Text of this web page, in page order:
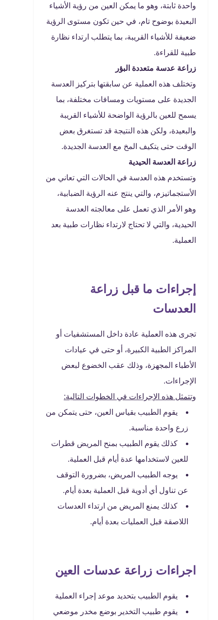
واحدة ثابتة، وهو ما يمكن العين من رؤية الأشياء
البعيدة بوضوح تام، في حين تكون مستوى الرؤية
ضعيفة للأشياء القريبة، بما يتطلب ارتداء نظارة
طبية للقراءة.
زراعة عدسة متعددة البؤر
وتختلف هذه العملية عن سابقتها بتركيز العدسة
الجديدة على مستويات ومسافات مختلفة، بما
يسمح للعين بالرؤية الواضحة للأشياء القريبة
والبعيدة، ولكن هذه النتيجة قد تستغرق بعض
الوقت حتى يتكيف المخ مع العدسة الجديدة.
زراعة العدسة الحيدية
وتستخدم هذه العدسة في الحالات التي تعاني من
الأستجماتيزم، والتي ينتج عنه الرؤية الضبابية،
وهو الأمر الذي تعمل على معالجته العدسة
الحيدية، والتي لا تحتاج لارتداء نظارات طبية بعد
العملية.
إجراءات ما قبل زراعة
العدسات
تجرى هذه العملية عادة داخل المستشفيات أو
المراكز الطبية الكبيرة، أو حتى في عيادات
الأطباء المجهزة، وذلك عقب الخضوع لبعض
الإجراءات.
وتتمثل هذه الإجراءات في الخطوات التالية:
يقوم الطبيب بقياس العين، حتى يتمكن من
زرع واحدة مناسبة.
كذلك يقوم الطبيب بمنح المريض قطرات
للعين لاستخدامها عدة أيام قبل العملية.
يوجه الطبيب المريض، بضرورة التوقف
عن تناول أي أدوية قبل العملية بعدة أيام.
كذلك يمنع المريض من ارتداء العدسات
اللاصقة قبل العمليات بعدة أيام.
اجراءات زراعة عدسات العين
يقوم الطبيب بتحديد موعد إجراء العملية
يقوم طبيب التخدير بوضع مخدر موضعي